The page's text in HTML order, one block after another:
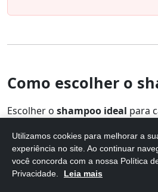
Como escolher o
Escolher o shampoo ideal para
pode fazer toda a diferença na
dos fios. É importante
seu cabelo apresenta, como
Utilizamos cookies para melhorar a
experiência no site. Ao continuar
você concorda com a nossa Política
Privacidade.
Leia mais